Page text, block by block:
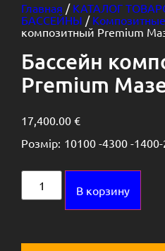
Главная / КАТАЛОГ
БАССЕЙНЫ /
композитный Premium
Бассейн
Premium
17,400.00 €
Розмір: 10100 -4300 -
В корзину